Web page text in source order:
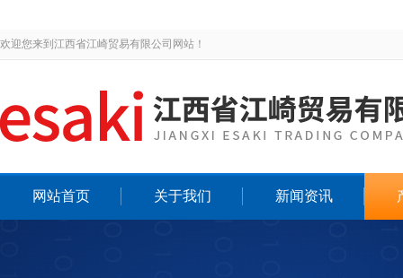
欢迎您来到江西省江崎贸易有限公司网站！
网站首页 关于我们 新闻资讯